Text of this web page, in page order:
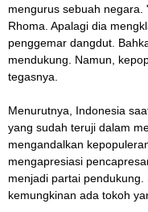
mengurus sebuah negara.
Rhoma. Apalagi dia
penggemar dangdut.
mendukung. Namun,
tegasnya.
Menurutnya, Indonesia
yang sudah teruji dalam
mengandalkan
mengapresiasi
menjadi partai
kemungkinan ada tokoh